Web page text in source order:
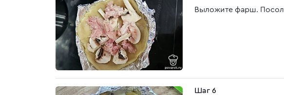
Выложите фарш.
Шаг 6